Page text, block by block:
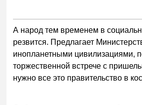
А народ тем временем в
резвится. Предлагает
инопланетными цивилизациями,
торжественной встрече с
нужно все это правительство в